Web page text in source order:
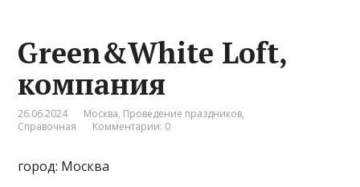
Green&White Loft,
компания
26.06.2024 Москва, Проведение праздников,
Справочная
Комментарии: 0
город: Москва